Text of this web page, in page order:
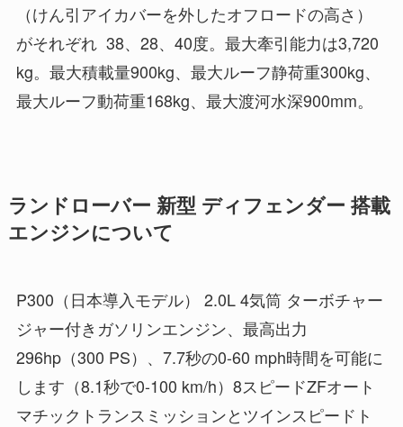
（けん引アイカバーを外したオフロードの高さ）
がそれぞれ 38、28、40度。最大牽引能力は3,720
kg。最大積載量900kg、最大ルーフ静荷重300kg、
最大ルーフ動荷重168kg、最大渡河水深900mm。
ランドローバー 新型 ディフェンダー 搭載
エンジンについて
P300（日本導入モデル） 2.0L 4気筒 ターボチャー
ジャー付きガソリンエンジン、最高出力
296hp（300 PS）、7.7秒の0-60 mph時間を可能に
します（8.1秒で0-100 km/h）8スピードZFオート
マチックトランスミッションとツインスピードト